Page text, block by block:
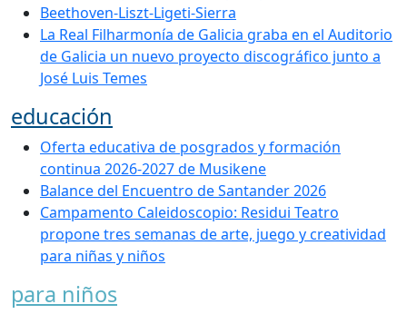
Beethoven-Liszt-Ligeti-Sierra
La Real Filharmonía de Galicia graba en el Auditorio
de Galicia un nuevo proyecto discográfico junto a
José Luis Temes
educación
Oferta educativa de posgrados y formación
continua 2026-2027 de Musikene
Balance del Encuentro de Santander 2026
Campamento Caleidoscopio: Residui Teatro
propone tres semanas de arte, juego y creatividad
para niñas y niños
para niños